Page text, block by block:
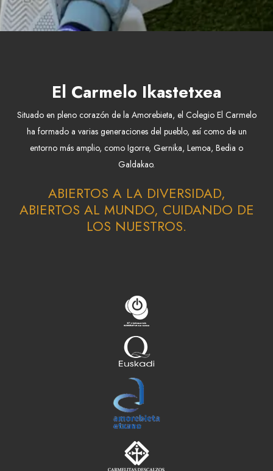
El Carmelo Ikastetxea
Situado en pleno corazón de la Amorebieta, el Colegio El Carmelo
ha formado a varias generaciones del pueblo, así como de un
entorno más amplio, como Igorre, Gernika, Lemoa, Bedia o
Galdakao.
ABIERTOS A LA DIVERSIDAD,
ABIERTOS AL MUNDO, CUIDANDO DE
LOS NUESTROS.